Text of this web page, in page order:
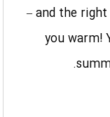
– and the
you warm!